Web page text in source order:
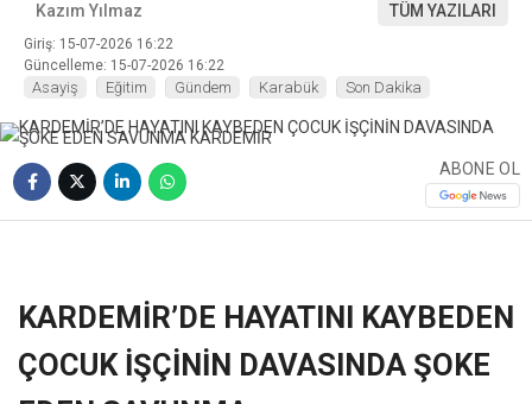
Kazım Yılmaz TÜM YAZILARI
Giriş: 15-07-2026 16:22
Güncelleme: 15-07-2026 16:22
Asayiş Eğitim Gündem Karabük Son Dakika
ABONE OL
KARDEMİR’DE HAYATINI KAYBEDEN
ÇOCUK İŞÇİNİN DAVASINDA ŞOKE